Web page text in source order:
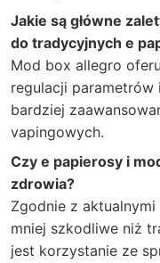
Jakie są główne
do tradycyjnych e
Mod box allegro
regulacji parametrów
bardziej
vapingowych.
Czy e papierosy i
zdrowia?
Zgodnie z
mniej szkodliwe niż
jest korzystanie ze